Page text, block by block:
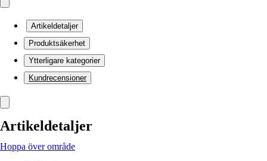
Artikeldetaljer
Produktsäkerhet
Ytterligare kategorier
Kundrecensioner
Artikeldetaljer
Hoppa över område